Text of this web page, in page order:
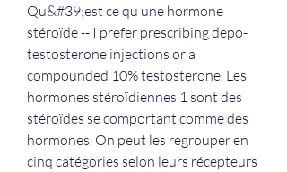
Qu&#39;est ce qu une hormone
stéroïde -- I prefer prescribing depo-
testosterone injections or a
compounded 10% testosterone. Les
hormones stéroïdiennes 1 sont des
stéroïdes se comportant comme des
hormones. On peut les regrouper en
cinq catégories selon leurs récepteurs